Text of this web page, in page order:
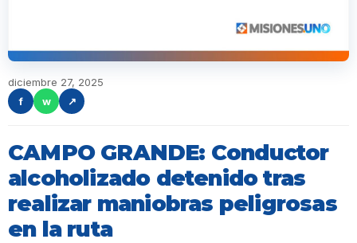
diciembre 27, 2025
f
w ↗
CAMPO GRANDE: Conductor
alcoholizado detenido tras
realizar maniobras peligrosas
en la ruta